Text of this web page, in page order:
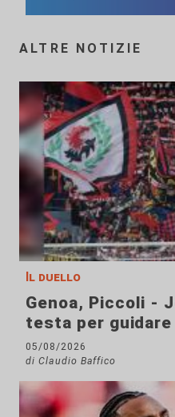
ALTRE NOTIZIE
Il duello
Genoa, Piccoli -
testa per
05/08/2026
di Claudio Baffico